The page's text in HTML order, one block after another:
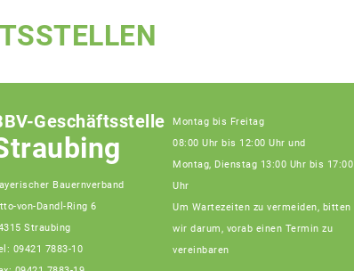
Geschäftsstelle
Bauernverband
von-Dandl-Ring 6
Straubing
09421 7883-10
Montag bis Freitag
08:00 Uhr bis 12:00 Uhr und
Montag, Dienstag 13:00 Uhr bis 17:00
Uhr
Um Wartezeiten zu vermeiden, bitten
wir darum, vorab einen Termin zu
vereinbaren